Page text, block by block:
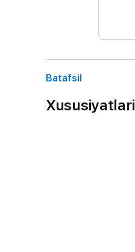
Batafsil
Xususiyatlari